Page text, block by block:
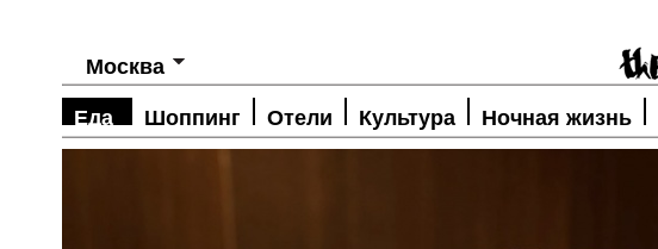
Москва
Еда Шоппинг Отели Культура Ночная жизнь